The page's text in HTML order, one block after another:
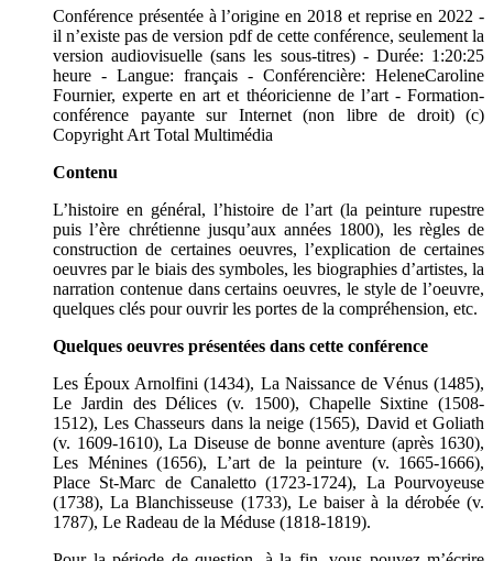
Conférence présentée à l’origine en 2018 et reprise en 2022 -
il n’existe pas de version pdf de cette conférence, seulement la
version audiovisuelle (sans les sous-titres) - Durée: 1:20:25
heure - Langue: français - Conférencière: HeleneCaroline
Fournier, experte en art et théoricienne de l’art - Formation-
conférence payante sur Internet (non libre de droit) (c)
Copyright Art Total Multimédia
Contenu
L’histoire en général, l’histoire de l’art (la peinture rupestre
puis l’ère chrétienne jusqu’aux années 1800), les règles de
construction de certaines oeuvres, l’explication de certaines
oeuvres par le biais des symboles, les biographies d’artistes, la
narration contenue dans certains oeuvres, le style de l’oeuvre,
quelques clés pour ouvrir les portes de la compréhension, etc.
Quelques oeuvres présentées dans cette conférence
Les Époux Arnolfini (1434), La Naissance de Vénus (1485),
Le Jardin des Délices (v. 1500), Chapelle Sixtine (1508-
1512), Les Chasseurs dans la neige (1565), David et Goliath
(v. 1609-1610), La Diseuse de bonne aventure (après 1630),
Les Ménines (1656), L’art de la peinture (v. 1665-1666),
Place St-Marc de Canaletto (1723-1724), La Pourvoyeuse
(1738), La Blanchisseuse (1733), Le baiser à la dérobée (v.
1787), Le Radeau de la Méduse (1818-1819).